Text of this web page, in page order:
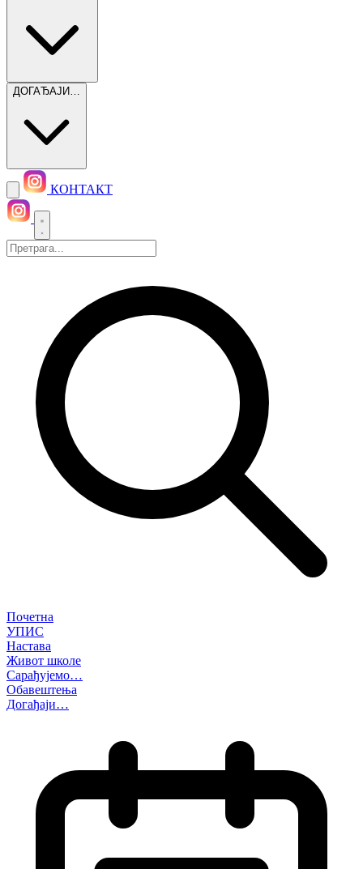
ДОГАЂАЈИ…
КОНТАКТ
Почетна
УПИС
Настава
Живот школе
Сарађујемо…
Обавештења
Догађаји…